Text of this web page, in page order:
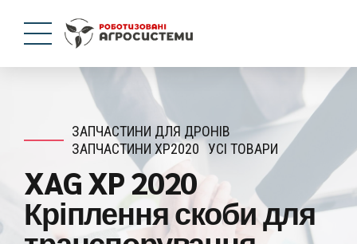
ЗАПЧАСТИНИ ДЛЯ ДРОНІВ
ЗАПЧАСТИНИ XP2020 УСІ ТОВАРИ
XAG XP 2020
Кріплення скоби для